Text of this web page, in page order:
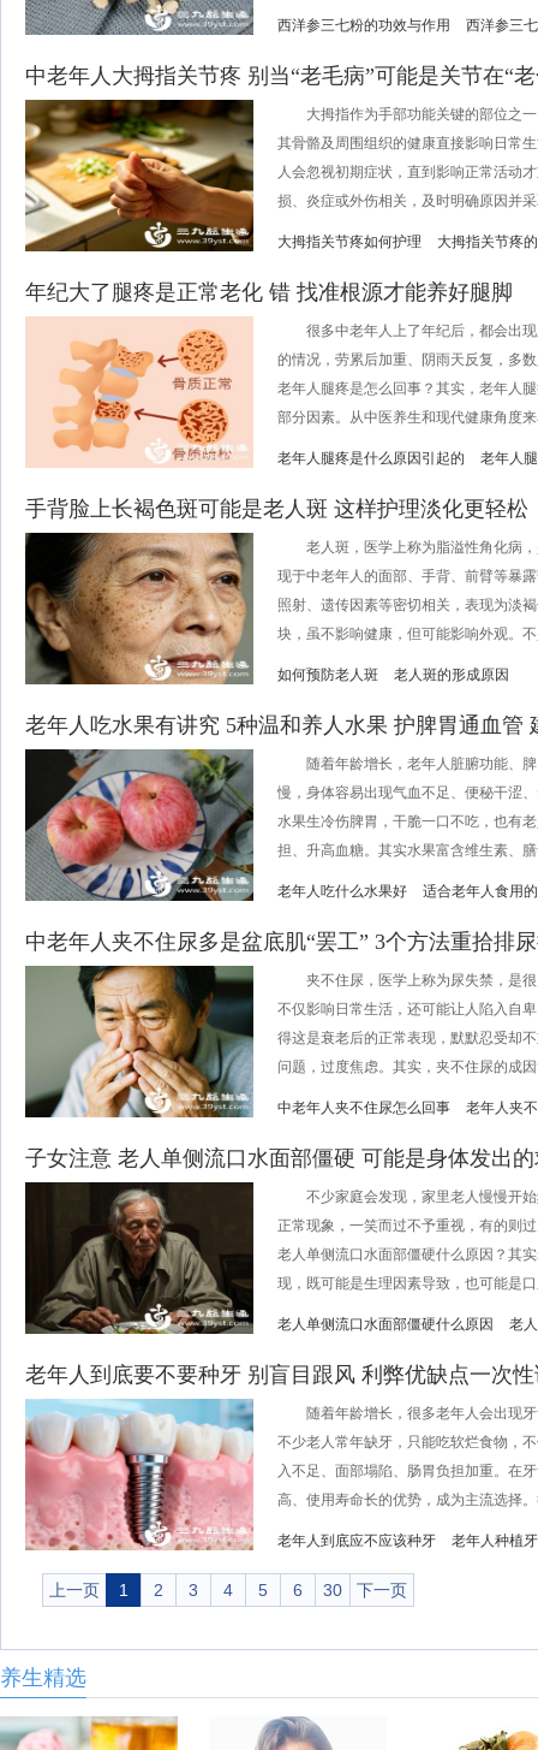
西洋参三七粉的功效与作用 西洋参三
中老年人大拇指关节疼 别当“老毛病”可能是关节在“
大拇指作为手部功能关键的部位之一
其骨骼及周围组织的健康直接影响日常
人会忽视初期症状，直到影响正常活动
损、炎症或外伤相关，及时明确原因并
大拇指关节疼如何护理 大拇指关节疼
年纪大了腿疼是正常老化 错 找准根源才能养好腿脚
很多中老年人上了年纪后，都会出现
的情况，劳累后加重、阴雨天反复，多
老年人腿疼是怎么回事？其实，老年人
部分因素。从中医养生和现代健康角度
老年人腿疼是什么原因引起的 老年人
手背脸上长褐色斑可能是老人斑 这样护理淡化更轻松
老人斑，医学上称为脂溢性角化病，
现于中老年人的面部、手背、前臂等暴
照射、遗传因素等密切相关，表现为淡
块，虽不影响健康，但可能影响外观。
如何预防老人斑 老人斑的形成原因
老年人吃水果有讲究 5种温和养人水果 护脾胃通血管
随着年龄增长，老年人脏腑功能、脾
慢，身体容易出现气血不足、便秘干涩
水果生冷伤脾胃，干脆一口不吃，也有
担、升高血糖。其实水果富含维生素、
老年人吃什么水果好 适合老年人食用
中老年人夹不住尿多是盆底肌“罢工” 3个方法重拾排
夹不住尿，医学上称为尿失禁，是很
不仅影响日常生活，还可能让人陷入自
得这是衰老后的正常表现，默默忍受却
问题，过度焦虑。其实，夹不住尿的成
中老年人夹不住尿怎么回事 老年人夹
子女注意 老人单侧流口水面部僵硬 可能是身体发出
不少家庭会发现，家里老人慢慢开始
正常现象，一笑而过不予重视，有的则
老人单侧流口水面部僵硬什么原因？其
现，既可能是生理因素导致，也可能是
老人单侧流口水面部僵硬什么原因 老
老年人到底要不要种牙 别盲目跟风 利弊优缺点一次
随着年龄增长，很多老年人会出现牙
不少老人常年缺牙，只能吃软烂食物，
入不足、面部塌陷、肠胃负担加重。在
高、使用寿命长的优势，成为主流选择
老年人到底应不应该种牙 老年人种植
上一页 1 2 3 4 5 6 30 下一页
养生精选